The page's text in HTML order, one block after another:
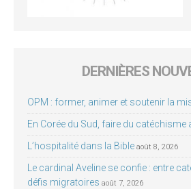
DERNIÈRES
OPM : former, animer et soutenir la
En Corée du Sud, faire du catéchisme
L’hospitalité dans la Bible août 8, 2026
Le cardinal Aveline se confie : entre
défis migratoires août 7, 2026